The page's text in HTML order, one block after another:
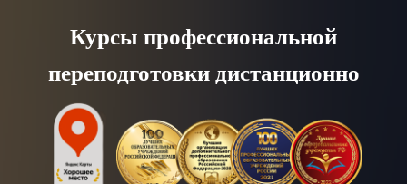
content
Курсы профессиональной
переподготовки дистанционно